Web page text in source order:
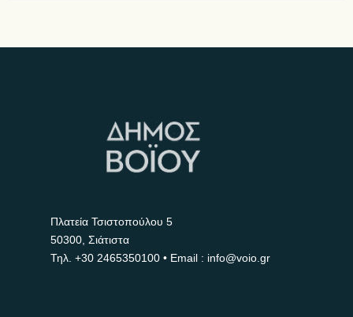
Πλατεία Τσιστοπούλου 5
50300, Σιάτιστα
Τηλ. +30 2465350100 • Email : info@voio.gr